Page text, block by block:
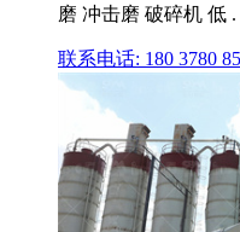
磨 冲击磨 破碎机 低 .
联系电话: 180 3780